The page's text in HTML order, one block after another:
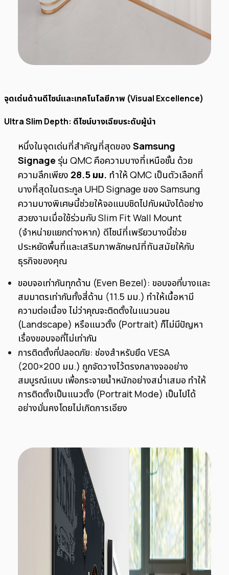
จุดเด่นด้านดีไซน์และเทคโนโลยีภาพ (Visual Excellence)
Ultra Slim Depth: ดีไซน์บางเฉียบระดับผู้นำ
หนึ่งในจุดเด่นที่สำคัญที่สุดของSamsung
Signage รุ่น QMC คือความบางที่เหนือชั้น ด้วย
ความลึกเพียง 28.5 มม. ทำให้ QMC เป็นตัวเลือกที่
บางที่สุดในตระกูล UHD Signage ของ Samsung
ความบางพิเศษนี้ช่วยให้จอแนบชิดไปกับผนังได้อย่าง
สวยงามเมื่อใช้ร่วมกับ Slim Fit Wall Mount
(จำหน่ายแยกต่างหาก) ดีไซน์ที่เพรียวบางนี้ช่วย
ประหยัดพื้นที่และเสริมภาพลักษณ์ที่ทันสมัยให้กับ
ธุรกิจของคุณ
ขอบจอเท่ากันทุกด้าน (Even Bezel): ขอบจอที่บางและ
สมมาตรเท่ากันทั้งสี่ด้าน (11.5 มม.) ทำให้เนื้อหามี
ความต่อเนื่อง ไม่ว่าคุณจะติดตั้งในแนวนอน
(Landscape) หรือแนวตั้ง (Portrait) ก็ไม่มีปัญหา
เรื่องขอบจอที่ไม่เท่ากัน
การติดตั้งที่ปลอดภัย: ช่องสำหรับยึด VESA
(200×200 มม.) ถูกจัดวางไว้ตรงกลางจออย่าง
สมบูรณ์แบบ เพื่อกระจายน้ำหนักอย่างสม่ำเสมอ ทำให้
การติดตั้งเป็นแนวตั้ง (Portrait Mode) เป็นไปได้
อย่างมั่นคงโดยไม่เกิดการเอียง